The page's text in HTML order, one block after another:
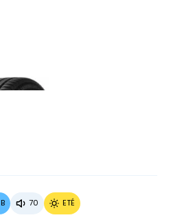
B 70 ETÉ